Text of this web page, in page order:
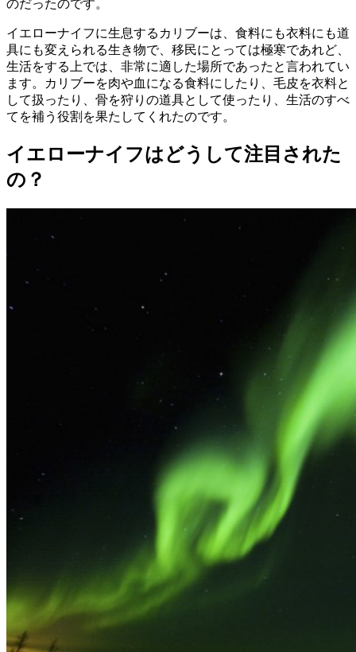
のだったのです。
イエローナイフに生息するカリブーは、食料にも衣料にも道
具にも変えられる生き物で、移民にとっては極寒であれど、
生活をする上では、非常に適した場所であったと言われてい
ます。カリブーを肉や血になる食料にしたり、毛皮を衣料と
して扱ったり、骨を狩りの道具として使ったり、生活のすべ
てを補う役割を果たしてくれたのです。
イエローナイフはどうして注目された
の？